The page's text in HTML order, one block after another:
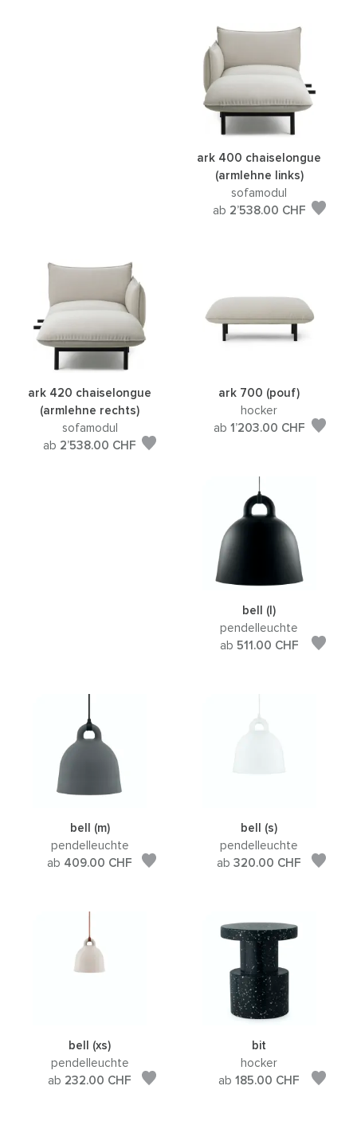
ark 400 chaiselongue
(armlehne links)
sofamodul
ab 2’538.00 CHF
ark 420 chaiselongue
(armlehne rechts)
sofamodul
ab 2’538.00 CHF
ark 700 (pouf)
hocker
ab 1’203.00 CHF
bell (l)
pendelleuchte
ab 511.00 CHF
bell (m)
pendelleuchte
ab 409.00 CHF
bell (s)
pendelleuchte
ab320.00 CHF
bell (xs)
pendelleuchte
ab 232.00 CHF
bit
hocker
ab185.00 CHF